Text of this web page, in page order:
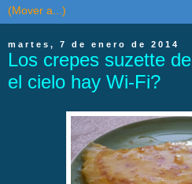
martes, 7 de enero de 2014
Los crepes suzette
el cielo hay Wi-Fi?